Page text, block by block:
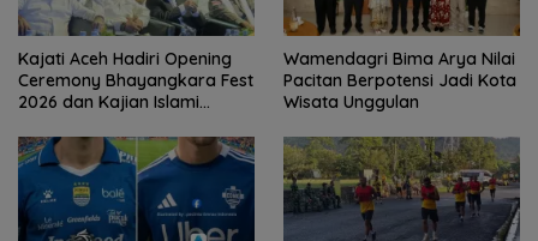
Kajati Aceh Hadiri Opening
Ceremony Bhayangkara Fest
2026 dan Kajian Islami
Adi Hidayat
Wamendagri Bima Arya Nilai
Pacitan Berpotensi Jadi Kota
Wisata Unggulan